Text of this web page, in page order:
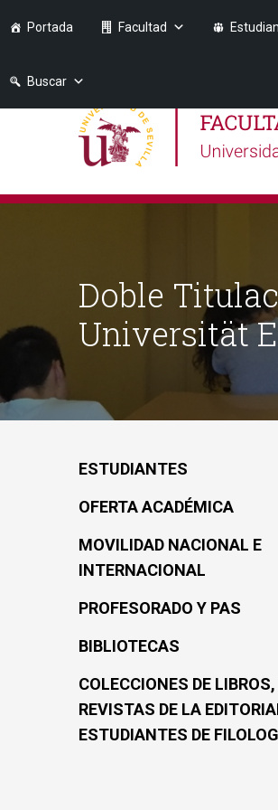
Portada Facultad
Buscar
Doble
Universität
ESTUDIANTES
OFERTA ACADÉMICA
MOVILIDAD NACIONAL E
INTERNACIONAL
PROFESORADO Y PAS
BIBLIOTECAS
COLECCIONES DE
REVISTAS DE LA
ESTUDIANTES DE